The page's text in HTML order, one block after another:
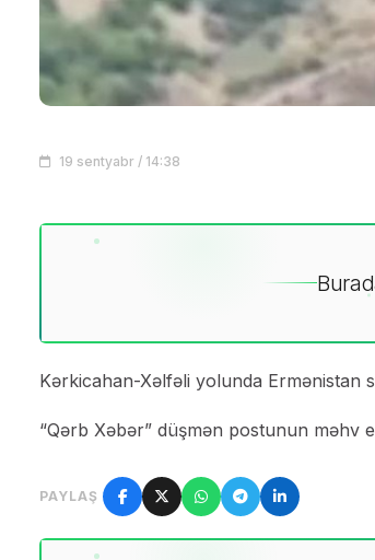
19 sentyabr / 14:38
Kərkicahan-Xəlfəli yolunda Ermənistan
“Qərb Xəbər” düşmən postunun məhv
PAYLAŞ